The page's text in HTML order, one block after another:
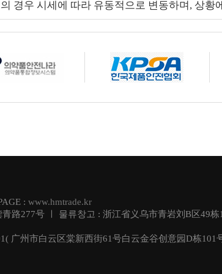
경우 시세에 따라 유동적으로 변동하며, 상
: www.hmtrade.kr
路277号 ㅣ 물류창고 : 浙江省义乌市青岩刘B区49栋
广州市白云区棠新西街61号白云金谷创意园D栋101